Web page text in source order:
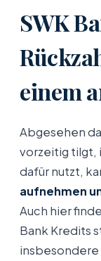
SWK
einem
Abgesehen
vorzeitig tilgt,
dafür nutzt,
aufnehmen
Auch hier
Bank Kredits
insbesondere